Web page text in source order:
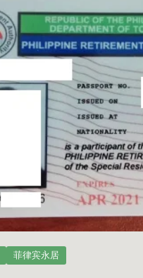
菲律宾永居